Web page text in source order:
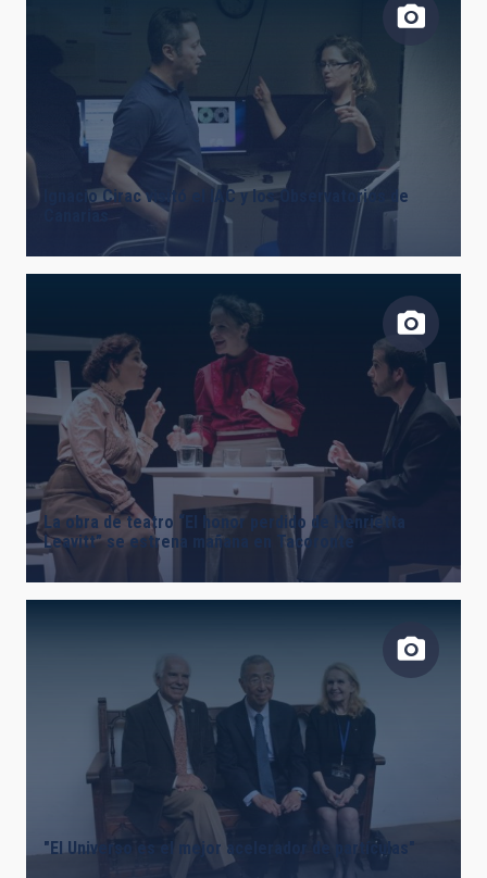
Ignacio Cirac visitó el IAC y los Observatorios de
La obra de teatro “El honor perdido de Henrietta
Leavitt” se estrena mañana en Tacoronte
"El Universo es el mejor acelerador de partículas"